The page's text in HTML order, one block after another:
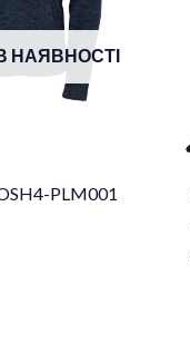
НАЯВНОСТІ
PLM001